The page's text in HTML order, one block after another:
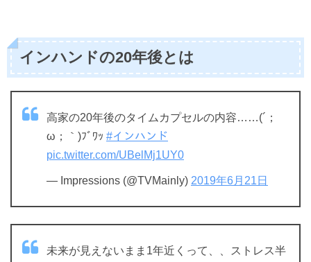
インハンドの20年後とは
高家の20年後のタイムカプセルの内容……(´；
ω；｀)ﾌﾞﾜｯ #インハンド
pic.twitter.com/UBelMj1UY0
— Impressions (@TVMainly) 2019年6月21日
未来が見えないまま1年近くって、、ストレス半